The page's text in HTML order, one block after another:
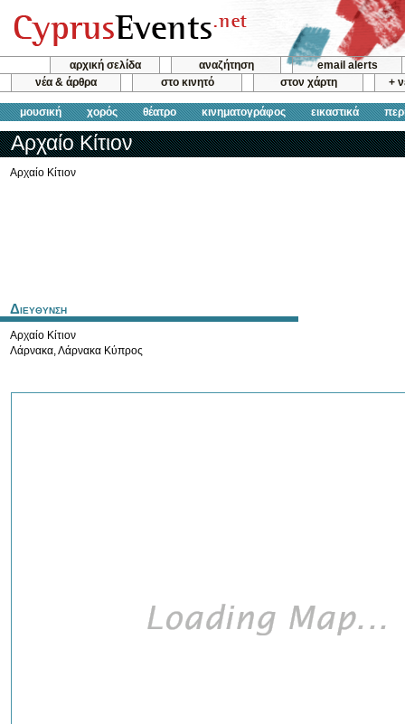
αρχική σελίδα αναζήτηση
email alerts
νέα & άρθρα
στο κινητό στον χάρτη +
μουσική χορός θέατρο κινηματογράφος εικαστικά
Αρχαίο Κίτιον
Αρχαίο Κίτιον
Διευθυνση
Αρχαίο Κίτιον
Λάρνακα,Λάρνακα Κύπρος